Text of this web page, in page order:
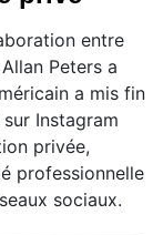
entre
Peters a
a mis fin
Instagram
privée,
professionnelle
sociaux.